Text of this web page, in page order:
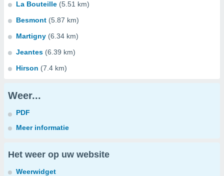
La Bouteille (5.51 km)
Besmont (5.87 km)
Martigny (6.34 km)
Jeantes (6.39 km)
Hirson (7.4 km)
Weer...
PDF
Meer informatie
Het weer op uw website
Weerwidget